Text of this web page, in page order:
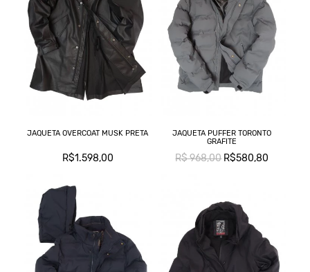
JAQUETA OVERCOAT MUSK PRETA
R$1.598,00
JAQUETA PUFFER TORONTO
GRAFITE
R$ 968,00R$580,80